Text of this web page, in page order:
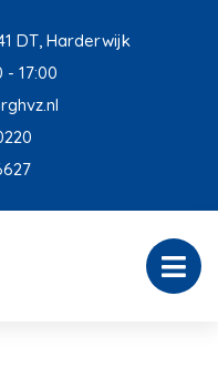
DT, Harderwijk
- 17:00